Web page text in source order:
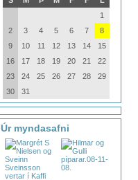
1
2
3 4 5 6 7
8
9
10 11 12 13 14
15
16
17 18 19 20 21
22
23
24 25 26 27 28
29
30
31
Úr myndasafni